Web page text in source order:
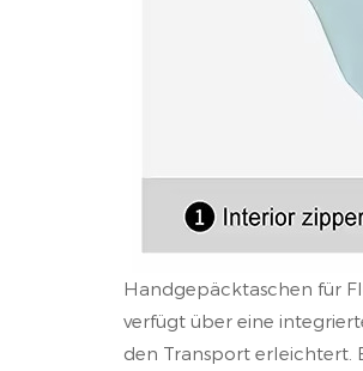
Handgepäcktaschen für
verfügt über eine
den Transport erleichtert.